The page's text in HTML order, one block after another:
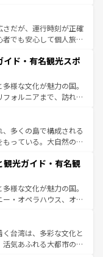
なお、新着の
照してほしい。
、優雅なアフタヌーン
い英国パブ、サッカー観
も豊富。イギリスを旅
さだが、運行時刻が正確
でも安心して個人旅行
ならではのユニークな
なく町歩きも満喫する
め物価も高いが、旅行
あり、うまく活用すれ
イド・有名観光スポ
様な文化が魅力の国。
ォルニアまで、訪れる
ピング、エンターテイ
トだ。一方、アメリカ
キャニオンやイエロー
美食が融合した独特の
地域で異なる魅力を楽
史を感じることができ
列車の旅も、アメリカ
多くの島で構成される
っている。大自然の神
観光地といえばオアフ
ウイ島やカウアイ島が
く海をはじめ、豊かな
ハスピリット」と呼ば
ワイアンミュージッ
てがハワイの魅力を彩
と感動が待っているハ
観光ガイド・有名観
様な文化が魅力の国。
・オペラハウス、オー
ウルル（エアーズロッ
ケアンズの熱帯雨林な
フェやワイン、オージ
台湾は、多彩な文化と
気あふれる大都市の台